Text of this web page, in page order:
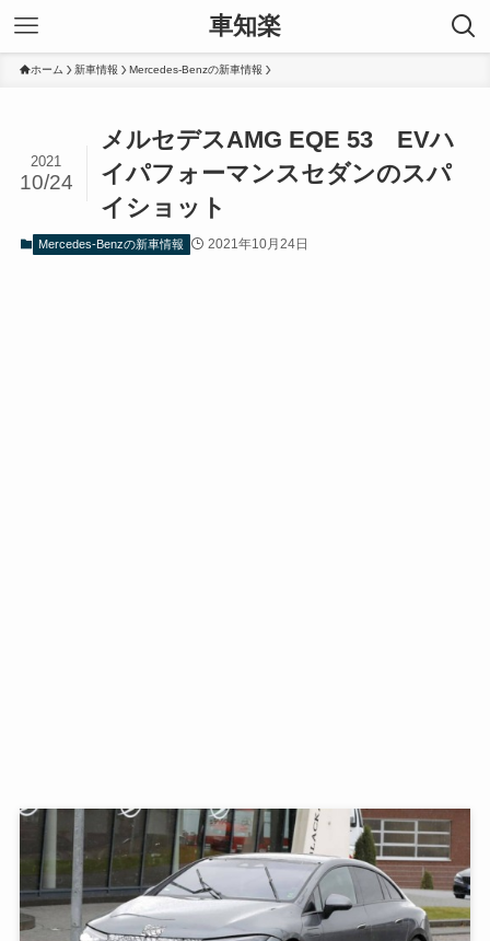
車知楽
ホーム 新車情報 Mercedes-Benzの新車情報
メルセデスAMG EQE 53 EVハ
イパフォーマンスセダンのスパ
イショット
2021
10/24
Mercedes-Benzの新車情報 2021年10月24日